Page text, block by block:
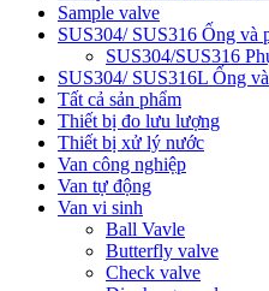
Sample valve
SUS304/ SUS316 Ống và
SUS304/SUS316
SUS304/ SUS316L Ống
Tất cả sản phẩm
Thiết bị đo lưu lượng
Thiết bị xử lý nước
Van công nghiệp
Van tự động
Van vi sinh
Ball Vavle
Butterfly valve
Check valve